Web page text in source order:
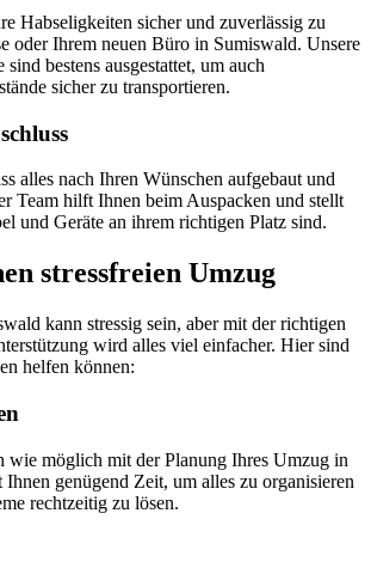
Habseligkeiten sicher und zuverlässig zu
oder Ihrem neuen Büro in Sumiswald. Unsere
bestens ausgestattet, um auch
sicher zu transportieren.
alles nach Ihren Wünschen aufgebaut und
Team hilft Ihnen beim Auspacken und stellt
und Geräte an ihrem richtigen Platz sind.
stressfreien Umzug
kann stressig sein, aber mit der richtigen
wird alles viel einfacher. Hier sind
helfen können:
wie möglich mit der Planung Ihres Umzug in
genügend Zeit, um alles zu organisieren
rechtzeitig zu lösen.